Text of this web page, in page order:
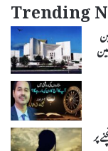
Trending
پر